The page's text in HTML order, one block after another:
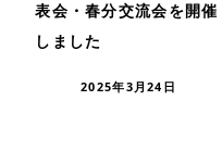
表会・春分交流会を開催
しました
2025年3月24日